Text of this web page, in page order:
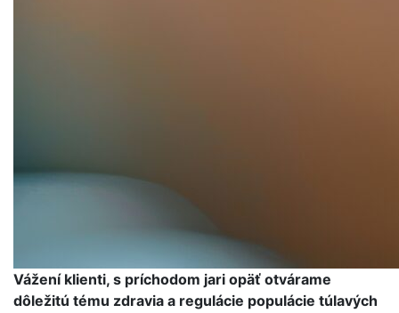
Vážení klienti, s príchodom jari opäť otvárame
dôležitú tému zdravia a regulácie populácie túlavých